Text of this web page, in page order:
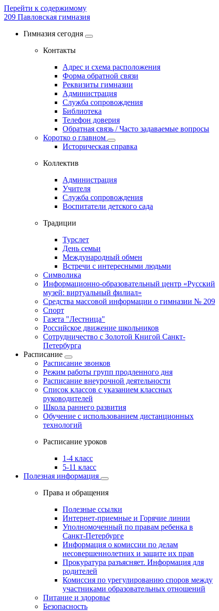
Перейти к содержимому
209 Павловская гимназия
Гимназия сегодня
Контакты
Адрес и схема расположения
Форма обратной связи
Реквизиты гимназии
Администрация
Служба сопровождения
Библиотека
Телефон доверия
Обратная связь / Часто задаваемые вопросы
Коротко о главном
Историческая справка
Коллектив
Администрация
Учителя
Служба сопровождения
Воспитатели детского сада
Традиции
Турслет
День семьи
Международный обмен
Встречи с интересными людьми
Символика
Информационно-образовательный центр «Русский
музей: виртуальный филиал»
Средства массовой информации о гимназии № 209
Спорт
Газета "Лестница"
Российское движение школьников
Сотрудничество с Золотой Книгой Санкт-
Петербурга
Расписание
Расписание звонков
Режим работы групп продленного дня
Расписание внеурочной деятельности
Список классов с указанием классных
руководителей
Школа раннего развития
Обучение с использованием дистанционных
технологий
Расписание уроков
1-4 класс
5-11 класс
Полезная информация
Права и обращения
Полезные ссылки
Интернет-приемные и Горячие линии
Уполномоченный по правам ребенка в
Санкт-Петербурге
Информация о комиссии по делам
несовершеннолетних и защите их прав
Прокуратура разъясняет. Информация для
родителей
Комиссия по урегулированию споров между
участниками образовательных отношений
Питание и здоровье
Безопасность